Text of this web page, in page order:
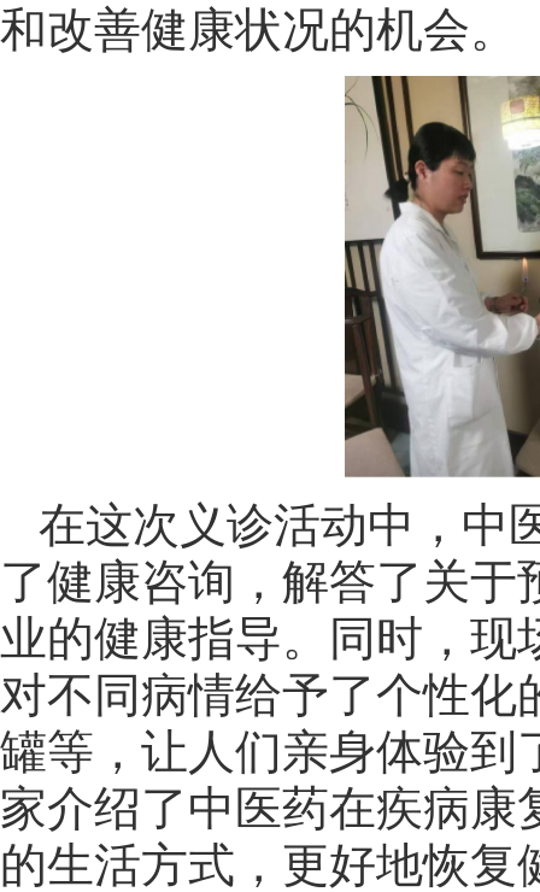
和改善健康状况的机会。
在这次义诊活动中，中
了健康咨询，解答了关
业的健康指导。同时，
对不同病情给予了个性
罐等，让人们亲身体验到
家介绍了中医药在疾病
的生活方式，更好地恢复